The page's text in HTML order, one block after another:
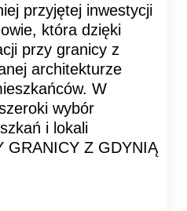
przyjętej inwestycji
która dzięki
przy granicy z
architekturze
W
wybór
i lokali
GRANICY Z GDYNIĄ